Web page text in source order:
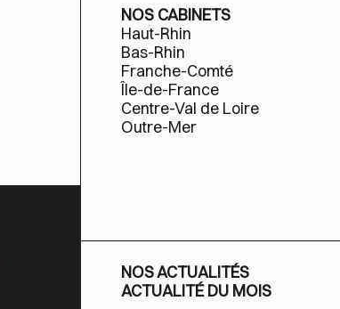
NOS CABINETS
Haut-Rhin
Bas-Rhin
Franche-Comté
Île-de-France
Centre-Val de Loire
Outre-Mer
NOS ACTUALITÉS
ACTUALITÉ DU MOIS